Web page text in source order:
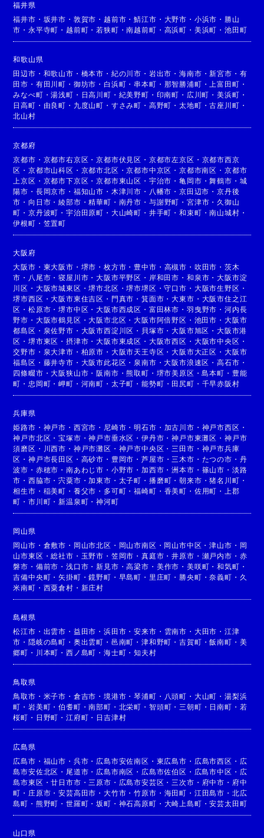
福井県
福井市 ・ 坂井市 ・ 敦賀市 ・ 越前市 ・鯖江市 ・ 大野市 ・ 小浜市 ・ 勝山
市 ・永平寺町 ・ 越前町 ・若狭町 ・南越前町 ・ 高浜町 ・ 美浜町 ・ 池田町
和歌山県
田辺市 ・ 和歌山市 ・ 橋本市 ・ 紀の川市 ・ 岩出市 ・海南市 ・新宮市 ・ 有
田市 ・ 有田川町 ・ 御坊市 ・ 白浜町 ・ 串本町 ・ 那智勝浦町 ・ 上富田町 ・
みなべ町 ・湯浅町 ・ 日高川町 ・ 紀美野町 ・ 印南町 ・ 広川町 ・美浜町 ・
日高町 ・ 由良町 ・ 九度山町 ・ すさみ町 ・ 高野町 ・太地町 ・古座川町 ・
北山村
京都府
京都市 ・ 京都市右京区 ・京都市伏見区 ・ 京都市左京区 ・ 京都市西京
区 ・京都市山科区 ・ 京都市北区 ・京都市中京区 ・京都市南区 ・ 京都市
上京区 ・ 京都市下京区 ・京都市東山区 ・ 宇治市 ・亀岡市 ・舞鶴市 ・ 城
陽市 ・ 長岡京市 ・ 福知山市 ・ 木津川市 ・ 八幡市 ・京田辺市 ・京丹後
市 ・向日市 ・綾部市 ・精華町 ・ 南丹市 ・ 与謝野町 ・ 宮津市 ・ 久御山
町 ・京丹波町 ・宇治田原町 ・ 大山崎町 ・ 井手町 ・和束町 ・南山城村 ・
伊根町 ・ 笠置町
大阪府
大阪市 ・ 東大阪市 ・ 堺市 ・枚方市 ・ 豊中市 ・ 高槻市 ・ 吹田市 ・ 茨木
市 ・ 八尾市 ・寝屋川市 ・大阪市平野区 ・ 岸和田市 ・ 和泉市 ・大阪市淀
川区 ・ 大阪市城東区 ・堺市北区 ・堺市堺区 ・守口市 ・ 大阪市生野区 ・
堺市西区 ・大阪市東住吉区 ・ 門真市 ・箕面市 ・大東市 ・ 大阪市住之江
区 ・松原市 ・堺市中区 ・大阪市西成区 ・ 富田林市 ・ 羽曳野市 ・ 河内長
野市 ・ 大阪市鶴見区 ・大阪市北区 ・大阪市阿倍野区 ・ 池田市 ・ 大阪市
都島区 ・ 泉佐野市 ・ 大阪市西淀川区 ・ 貝塚市 ・大阪市旭区 ・大阪市港
区 ・堺市東区 ・摂津市 ・大阪市東成区 ・ 大阪市西区 ・ 大阪市中央区 ・
交野市 ・ 泉大津市 ・ 柏原市 ・ 大阪市天王寺区 ・大阪市大正区 ・ 大阪市
福島区 ・ 藤井寺市 ・ 大阪市此花区 ・ 泉南市 ・大阪市浪速区 ・高石市 ・
四條畷市 ・大阪狭山市 ・阪南市 ・熊取町 ・ 堺市美原区 ・島本町 ・ 豊能
町 ・ 忠岡町 ・岬町 ・ 河南町 ・ 太子町 ・能勢町 ・ 田尻町 ・ 千早赤阪村
兵庫県
姫路市 ・ 神戸市 ・ 西宮市 ・ 尼崎市 ・明石市 ・ 加古川市 ・ 神戸市西区 ・
神戸市北区 ・宝塚市 ・神戸市垂水区 ・伊丹市 ・神戸市東灘区 ・ 神戸市
須磨区 ・ 川西市 ・ 神戸市灘区 ・ 神戸市中央区 ・ 三田市 ・ 神戸市兵庫
区 ・神戸市長田区 ・ 高砂市 ・ 豊岡市 ・芦屋市 ・ 三木市 ・ たつの市 ・ 丹
波市 ・ 赤穂市 ・南あわじ市 ・ 小野市 ・加西市 ・洲本市 ・ 篠山市 ・ 淡路
市 ・西脇市 ・宍粟市 ・加東市 ・ 太子町 ・ 播磨町 ・朝来市 ・猪名川町 ・
相生市 ・ 稲美町 ・ 養父市 ・ 多可町 ・福崎町 ・ 香美町 ・ 佐用町 ・
上郡
町 ・市川町 ・新温泉町 ・神河町
岡山県
岡山市 ・ 倉敷市 ・ 岡山市北区 ・ 岡山市南区 ・ 岡山市中区 ・津山市 ・ 岡
山市東区 ・総社市 ・ 玉野市 ・ 笠岡市 ・真庭市 ・井原市 ・ 瀬戸内市 ・ 赤
磐市 ・ 備前市 ・浅口市 ・新見市 ・高梁市 ・ 美作市 ・ 美咲町 ・和気町 ・
吉備中央町 ・矢掛町 ・鏡野町 ・ 早島町 ・ 里庄町 ・ 勝央町 ・奈義町 ・ 久
米南町 ・ 西粟倉村 ・ 新庄村
島根県
松江市 ・ 出雲市 ・ 益田市 ・浜田市 ・安来市 ・ 雲南市 ・ 大田市 ・ 江津
市 ・隠岐の島町 ・ 奥出雲町 ・ 邑南町 ・津和野町 ・吉賀町 ・飯南町 ・ 美
郷町 ・ 川本町 ・西ノ島町 ・海士町 ・知夫村
鳥取県
鳥取市 ・ 米子市 ・ 倉吉市 ・境港市 ・琴浦町 ・ 八頭町 ・ 大山町 ・ 湯梨浜
町 ・岩美町 ・伯耆町 ・南部町 ・ 北栄町 ・ 智頭町 ・ 三朝町 ・ 日南町 ・ 若
桜町 ・ 日野町 ・江府町 ・ 日吉津村
広島県
広島市 ・ 福山市 ・ 呉市 ・ 広島市安佐南区 ・ 東広島市 ・ 広島市西区 ・ 広
島市安佐北区 ・ 尾道市 ・ 広島市南区 ・ 広島市佐伯区 ・ 広島市中区 ・ 広
島市東区 ・廿日市市 ・ 三原市 ・ 広島市安芸区 ・ 三次市 ・ 府中市 ・ 府中
町 ・ 庄原市 ・安芸高田市 ・大竹市 ・竹原市 ・ 海田町 ・ 江田島市 ・ 北広
島町 ・ 熊野町 ・世羅町 ・坂町 ・ 神石高原町 ・ 大崎上島町 ・安芸太田町
山口県